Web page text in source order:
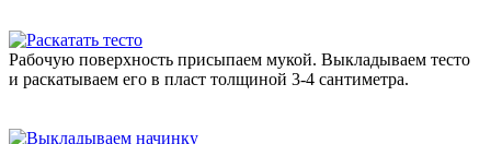
Рабочую поверхность присыпаем мукой. Выкладываем тесто
и раскатываем его в пласт толщиной 3-4 сантиметра.